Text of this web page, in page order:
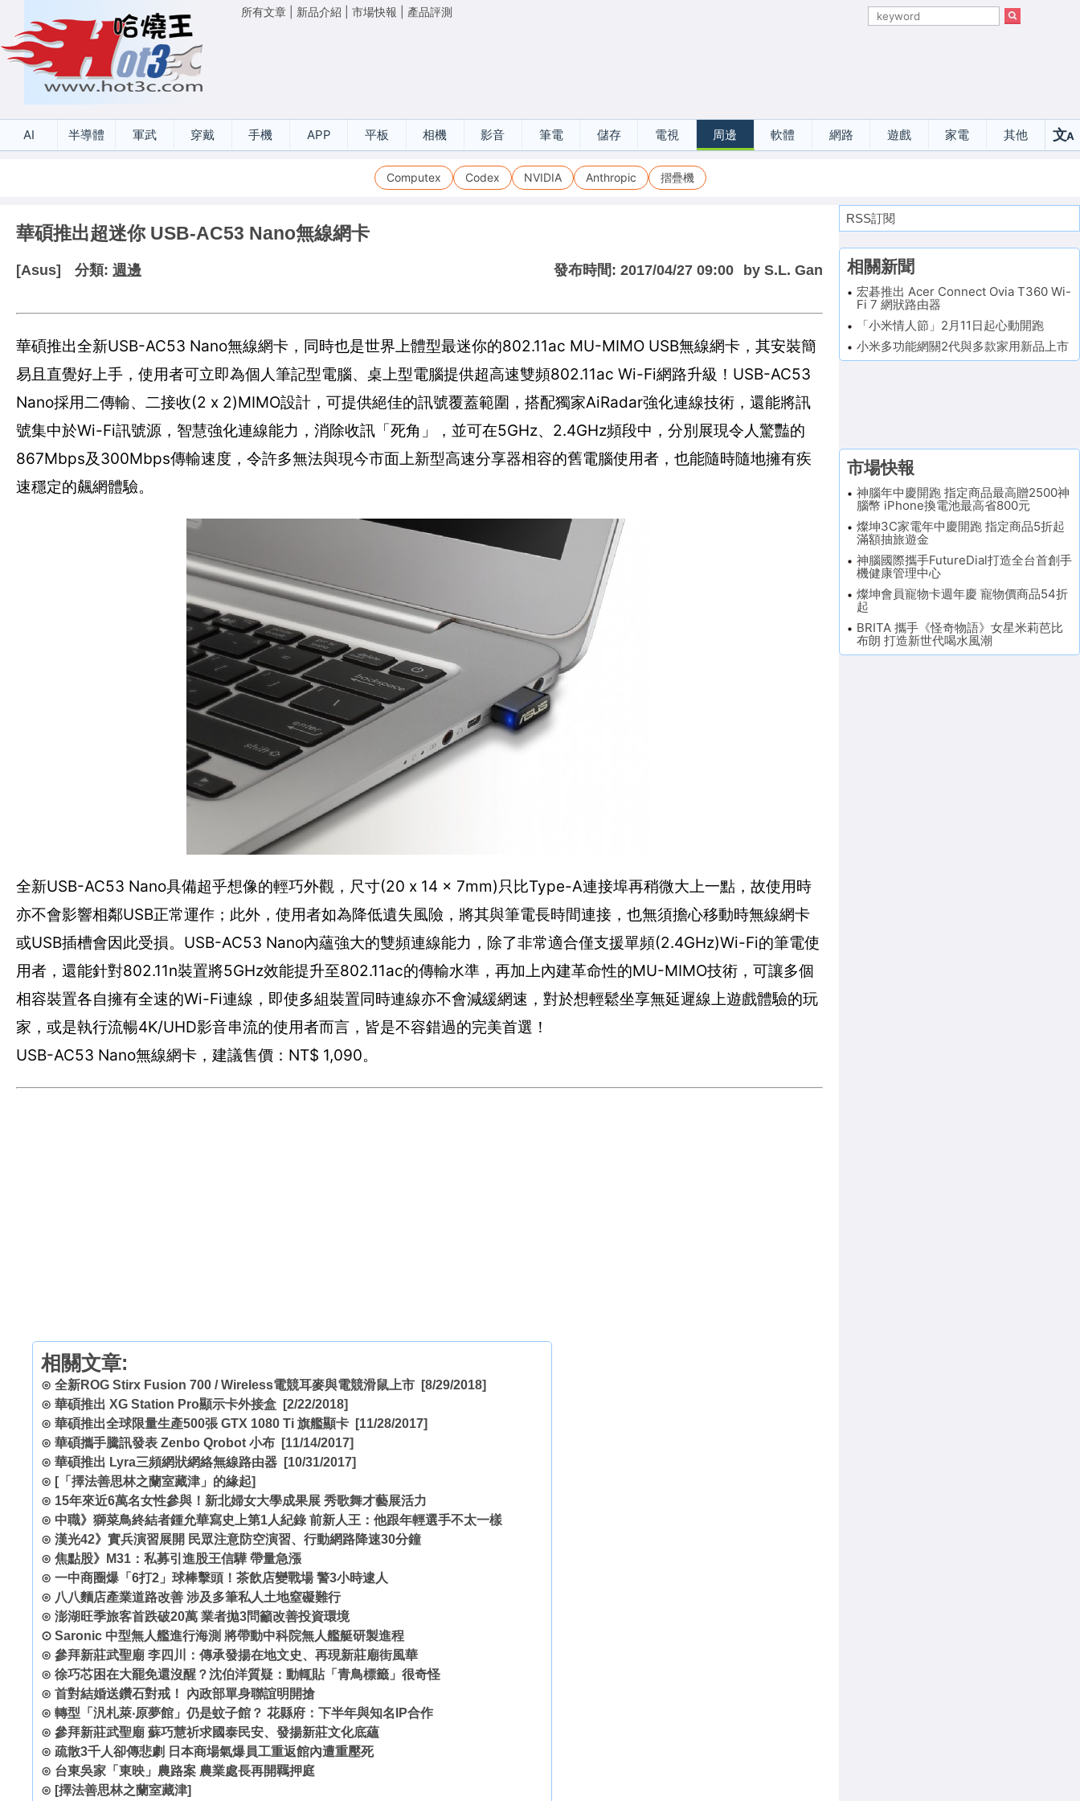
所有文章 新品介紹 市場快報 產品評測
AI 半導體 軍武 穿戴 手機 APP 平板 相機 影音 筆電 儲存 電視 周邊 軟體 網路 遊戲 家電 其他 文A
Computex Codex NVIDIA Anthropic 摺疊機
華碩推出超迷你 USB-AC53 Nano無線網卡
[Asus] 分類: 週邊 發布時間: 2017/04/27 09:00 by S.L. Gan
華碩推出全新USB-AC53 Nano無線網卡，同時也是世界上體型最迷你的802.11ac MU-MIMO USB無線網卡，其安裝簡
易且直覺好上手，使用者可立即為個人筆記型電腦、桌上型電腦提供超高速雙頻802.11ac Wi-Fi網路升級！USB-AC53
Nano採用二傳輸、二接收(2 x 2)MIMO設計，可提供絕佳的訊號覆蓋範圍，搭配獨家AiRadar強化連線技術，還能將訊
號集中於Wi-Fi訊號源，智慧強化連線能力，消除收訊「死角」，並可在5GHz、2.4GHz頻段中，分別展現令人驚豔的
867Mbps及300Mbps傳輸速度，令許多無法與現今市面上新型高速分享器相容的舊電腦使用者，也能隨時隨地擁有疾
速穩定的飆網體驗。
全新USB-AC53 Nano具備超乎想像的輕巧外觀，尺寸(20 x 14 x 7mm)只比Type-A連接埠再稍微大上一點，故使用時
亦不會影響相鄰USB正常運作；此外，使用者如為降低遺失風險，將其與筆電長時間連接，也無須擔心移動時無線網卡
或USB插槽會因此受損。USB-AC53 Nano內蘊強大的雙頻連線能力，除了非常適合僅支援單頻(2.4GHz)Wi-Fi的筆電使
用者，還能針對802.11n裝置將5GHz效能提升至802.11ac的傳輸水準，再加上內建革命性的MU-MIMO技術，可讓多個
相容裝置各自擁有全速的Wi-Fi連線，即使多組裝置同時連線亦不會減緩網速，對於想輕鬆坐享無延遲線上遊戲體驗的玩
家，或是執行流暢4K/UHD影音串流的使用者而言，皆是不容錯過的完美首選！
USB-AC53 Nano無線網卡，建議售價：NT$ 1,090。
相關文章:
⊙ 全新ROG Stirx Fusion 700 / Wireless電競耳麥與電競滑鼠上市 [8/29/2018]
⊙ 華碩推出 XG Station Pro顯示卡外接盒 [2/22/2018]
⊙ 華碩推出全球限量生產500張 GTX 1080 Ti 旗艦顯卡 [11/28/2017]
⊙ 華碩攜手騰訊發表 Zenbo Qrobot 小布 [11/14/2017]
⊙ 華碩推出 Lyra三頻網狀網絡無線路由器 [10/31/2017]
⊙ [「擇法善思林之蘭室藏津」的緣起]
⊙ 15年來近6萬名女性參與！新北婦女大學成果展 秀歌舞才藝展活力
⊙ 中職》獅菜鳥終結者鍾允華寫史上第1人紀錄 前新人王：他跟年輕選手不太一樣
⊙ 漢光42》實兵演習展開 民眾注意防空演習、行動網路降速30分鐘
⊙ 焦點股》M31：私募引進股王信驊 帶量急漲
⊙ 一中商圈爆「6打2」球棒擊頭！茶飲店變戰場 警3小時逮人
⊙ 八八麵店產業道路改善 涉及多筆私人土地窒礙難行
⊙ 澎湖旺季旅客首跌破20萬 業者拋3問籲改善投資環境
⊙ Saronic 中型無人艦進行海測 將帶動中科院無人艦艇研製進程
⊙ 參拜新莊武聖廟 李四川：傳承發揚在地文史、再現新莊廟街風華
⊙ 徐巧芯困在大罷免還沒醒？沈伯洋質疑：動輒貼「青鳥標籤」很奇怪
⊙ 首對結婚送鑽石對戒！ 內政部單身聯誼明開搶
⊙ 轉型「汎札萊‧原夢館」仍是蚊子館？ 花縣府：下半年與知名IP合作
⊙ 參拜新莊武聖廟 蘇巧慧祈求國泰民安、發揚新莊文化底蘊
⊙ 疏散3千人卻傳悲劇 日本商場氣爆員工重返館內遭重壓死
⊙ 台東吳家「東映」農路案 農業處長再開羈押庭
⊙ [擇法善思林之蘭室藏津]
RSS訂閱
相關新聞
宏碁推出 Acer Connect Ovia T360 Wi-
Fi 7 網狀路由器
「小米情人節」2月11日起心動開跑
小米多功能網關2代與多款家用新品上市
市場快報
神腦年中慶開跑 指定商品最高贈2500神
腦幣 iPhone換電池最高省800元
燦坤3C家電年中慶開跑 指定商品5折起
滿額抽旅遊金
神腦國際攜手FutureDial打造全台首創手
機健康管理中心
燦坤會員寵物卡週年慶 寵物價商品54折
起
BRITA 攜手《怪奇物語》女星米莉芭比
布朗 打造新世代喝水風潮